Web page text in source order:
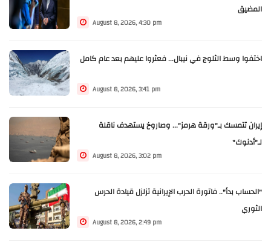
المضيق
August 8, 2026, 4:30 pm
اختفوا وسط الثلوج في نيبال... فعثروا عليهم بعد عام كامل
August 8, 2026, 3:41 pm
إيران تتمسك بـ"ورقة هرمز"... وصاروخ يستهدف ناقلة
لـ"أدنوك"
August 8, 2026, 3:02 pm
"الحساب بدأ".. فاتورة الحرب الإيرانية تزلزل قيادة الحرس
الثوري
August 8, 2026, 2:49 pm